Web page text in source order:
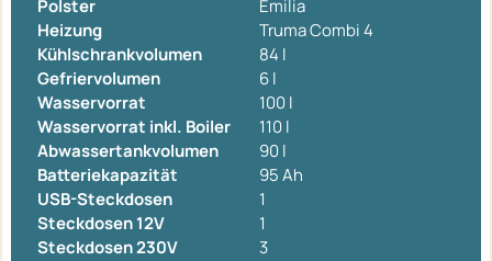
Polster
Emilia
Heizung
Truma Combi 4
Kühlschrankvolumen
84 l
Gefriervolumen
6 l
Wasservorrat
100 l
Wasservorrat inkl. Boiler
110 l
Abwassertankvolumen
90 l
Batteriekapazität
95 Ah
USB-Steckdosen
1
Steckdosen 12V
1
Steckdosen 230V
3